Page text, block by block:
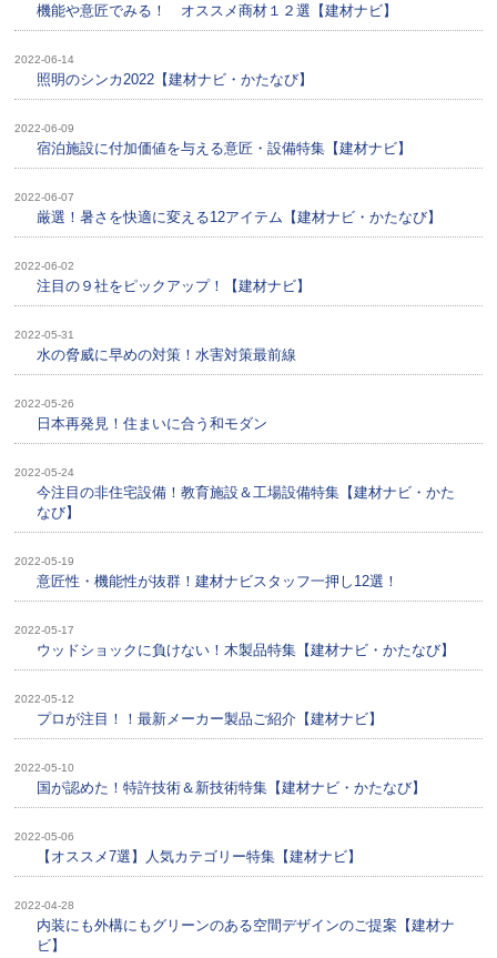
機能や意匠でみる！ オススメ商材１２選【建材ナビ】
2022-06-14
照明のシンカ2022【建材ナビ・かたなび】
2022-06-09
宿泊施設に付加価値を与える意匠・設備特集【建材ナビ】
2022-06-07
厳選！暑さを快適に変える12アイテム【建材ナビ・かたなび】
2022-06-02
注目の９社をピックアップ！【建材ナビ】
2022-05-31
水の脅威に早めの対策！水害対策最前線
2022-05-26
日本再発見！住まいに合う和モダン
2022-05-24
今注目の非住宅設備！教育施設＆工場設備特集【建材ナビ・かた
なび】
2022-05-19
意匠性・機能 性が抜群！建材ナビスタッフ一押し12選！
2022-05-17
ウッドショックに負けない！木製品特集【建材ナビ・かたなび】
2022-05-12
プロが注目！！最新メーカー製品ご紹介【建材ナビ】
2022-05-10
国が認めた！特許技術＆新技術特集【建材ナビ・かたなび】
2022-05-06
【オススメ7選】人気カテゴリー特集【建材ナビ】
2022-04-28
内装にも外構にもグリーンのある空間デザインのご提案【建材ナ
ビ】